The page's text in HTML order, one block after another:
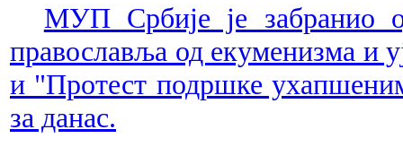
МУП Србије је забранио
православља од екуменизма и
и "Протест подршке
за данас.